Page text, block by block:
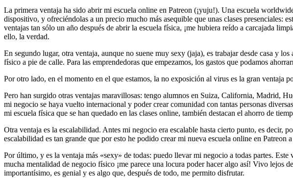
La primera ventaja ha sido abrir mi escuela online en Patreon (¡yuju!). Una escuela
dispositivo, y ofreciéndolas a un precio mucho más asequible que unas clases presenciales:
ventajas tan sólo un año después de abrir la escuela física, ¡me hubiera reído a carcajada
ello, la verdad.
En segundo lugar, otra ventaja, aunque no suene muy sexy (jaja), es trabajar desde casa y
físico a pie de calle. Para las emprendedoras que empezamos, los gastos que podamos
Por otro lado, en el momento en el que estamos, la no exposición al virus es la gran ventaja
Pero han surgido otras ventajas maravillosas: tengo alumnos en Suiza, California, Madrid,
mi negocio se haya vuelto internacional y poder crear comunidad con tantas personas
mi escuela física que se han quedado en las clases online, también destacan el ahorro de
Otra ventaja es la escalabilidad. Antes mi negocio era escalable hasta cierto punto, es decir,
escalabilidad es tan grande que por esto he podido crear mi nueva escuela online en
Por último, y es la ventaja más «sexy» de todas: puedo llevar mi negocio a todas partes.
mucha mentalidad de negocio físico ¡me parece una locura poder hacer algo así! Vivo lejos
importantísimo, es genial y es algo que, después de todo, me permito disfrutar.